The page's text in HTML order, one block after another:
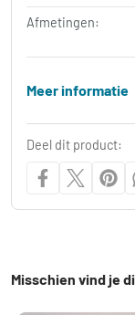
Afmetingen:
Meer informatie
Deel dit product:
Misschien vind je